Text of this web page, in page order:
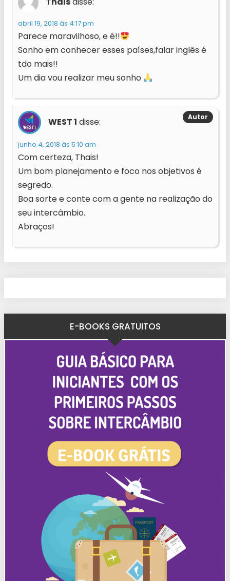
abril 19, 2018 às 4:17 pm
Parece maravilhoso, e é!!
Sonho em conhecer esses países,falar inglês é
tdo mais!!
Um dia vou realizar meu sonho
WEST 1 disse:
junho 4, 2018 às 5:10 am
Com certeza, Thais!
Um bom planejamento e foco nos objetivos é
segredo.
Boa sorte e conte com a gente na realização do
seu intercâmbio.
Abraços!
E-BOOKS GRATUITOS